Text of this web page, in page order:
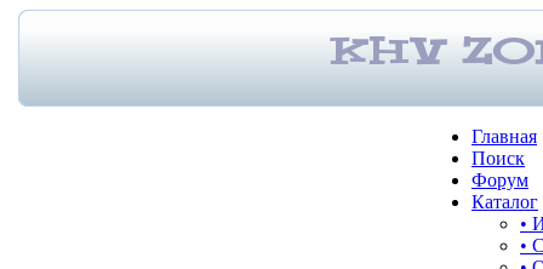
Главная
Поиск
Форум
Каталог
•
•